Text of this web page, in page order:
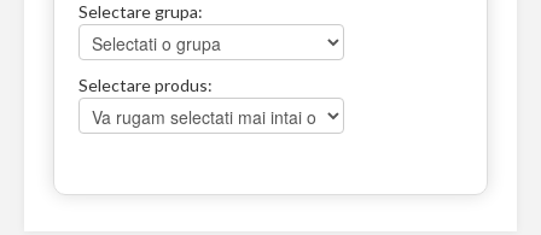
Selectare grupa:
Selectare produs: